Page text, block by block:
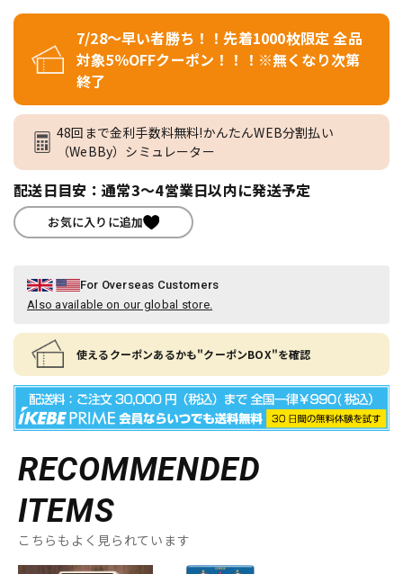
7/28～早い者勝ち！！先着1000枚限定 全品
対象5％OFFクーポン！！！※無くなり次第
終了
48回まで金利手数料無料!かんたんWEB分割払い
（WeBBy）シミュレーター
配送日目安：通常3～4営業日以内に発送予定
お気に入りに追加
For Overseas Customers
Also available on our global store.
使えるクーポンあるかも"クーポンBOX"を確認
RECOMMENDED
ITEMS
こちらもよく見られています